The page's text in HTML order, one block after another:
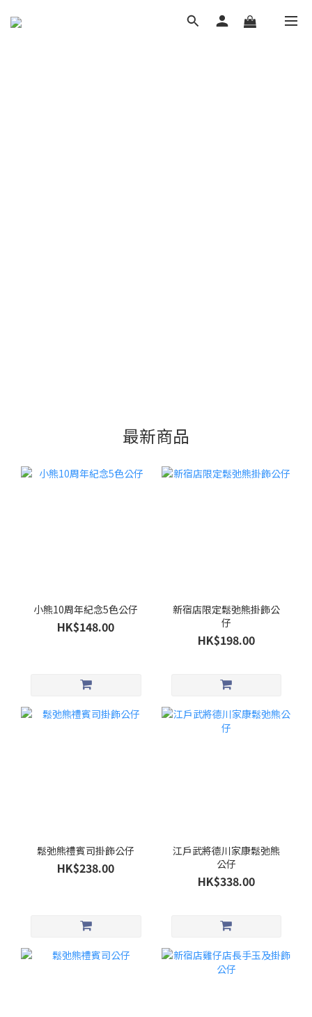
最新商品
小熊10周年紀念5色公仔
HK$148.00
新宿店限定鬆弛熊掛飾公
仔
HK$198.00
鬆弛熊禮賓司掛飾公仔
HK$238.00
江戶武將德川家康鬆弛熊
公仔
HK$338.00